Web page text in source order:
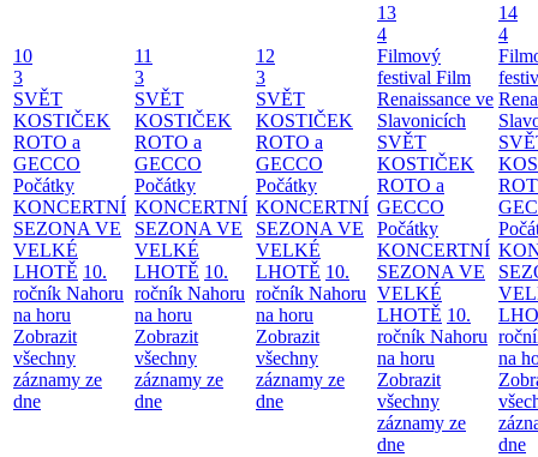
10
3
SVĚT
KOSTIČEK
ROTO a
GECCO
Počátky
KONCERTNÍ
SEZONA VE
VELKÉ
LHOTĚ 10.
ročník Nahoru
na horu
Zobrazit
všechny
záznamy ze
dne
11
3
SVĚT
KOSTIČEK
ROTO a
GECCO
Počátky
KONCERTNÍ
SEZONA VE
VELKÉ
LHOTĚ 10.
ročník Nahoru
na horu
Zobrazit
všechny
záznamy ze
dne
12
3
SVĚT
KOSTIČEK
ROTO a
GECCO
Počátky
KONCERTNÍ
SEZONA VE
VELKÉ
LHOTĚ 10.
ročník Nahoru
na horu
Zobrazit
všechny
záznamy ze
dne
13
4
Filmový
festival Film
Renaissance ve
Slavonicích
SVĚT
KOSTIČEK
ROTO a
GECCO
Počátky
KONCERTNÍ
SEZONA VE
VELKÉ
LHOTĚ 10.
ročník Nahoru
na horu
Zobrazit
všechny
záznamy ze
dne
14
4
na
dne